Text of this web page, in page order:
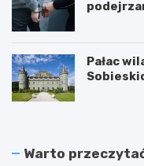
Pałac
Warto